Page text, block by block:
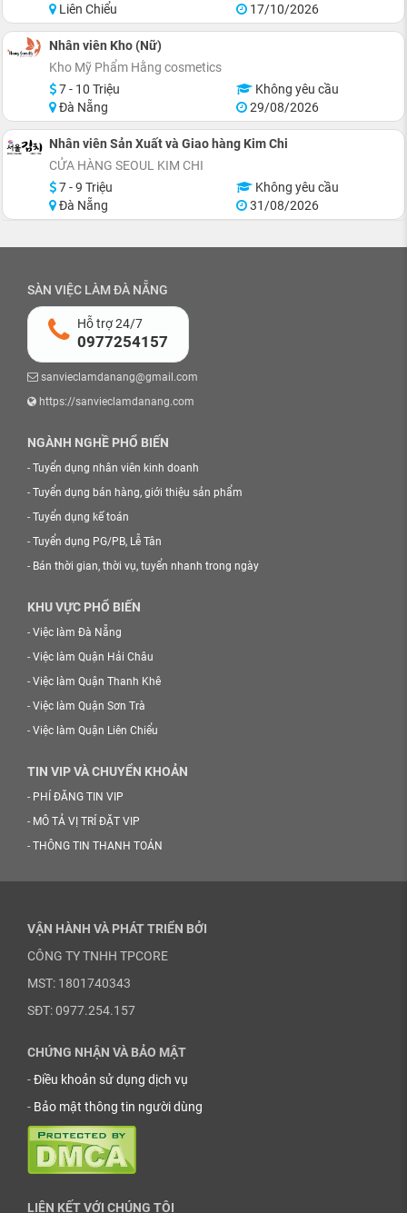
Liên Chiểu
17/10/2026
Nhân viên Kho (Nữ)
Kho Mỹ Phẩm Hằng cosmetics
7 - 10 Triệu
Không yêu cầu
Đà Nẵng
29/08/2026
Nhân viên Sản Xuất và Giao hàng Kim Chi
CỬA HÀNG SEOUL KIM CHI
7 - 9 Triệu
Không yêu cầu
Đà Nẵng
31/08/2026
SÀN VIỆC LÀM ĐÀ NẴNG
Hỗ trợ 24/7
0977254157
sanvieclamdanang@gmail.com
https://sanvieclamdanang.com
NGÀNH NGHỀ PHỔ BIẾN
- Tuyển dụng nhân viên kinh doanh
- Tuyển dụng bán hàng, giới thiệu sản phẩm
- Tuyển dụng kế toán
- Tuyển dụng PG/PB, Lễ Tân
- Bán thời gian, thời vụ, tuyển nhanh trong ngày
KHU VỰC PHỔ BIẾN
- Việc làm Đà Nẵng
- Việc làm Quận Hải Châu
- Việc làm Quận Thanh Khê
- Việc làm Quận Sơn Trà
- Việc làm Quận Liên Chiểu
TIN VIP VÀ CHUYỂN KHOẢN
- PHÍ ĐĂNG TIN VIP
- MÔ TẢ VỊ TRÍ ĐẶT VIP
- THÔNG TIN THANH TOÁN
VẬN HÀNH VÀ PHÁT TRIỂN BỞI
CÔNG TY TNHH TPCORE
MST: 1801740343
SĐT: 0977.254.157
CHỨNG NHẬN VÀ BẢO MẬT
-Điều khoản sử dụng dịch vụ
- Bảo mật thông tin người dùng
LIÊN KẾT VỚI CHÚNG TÔI